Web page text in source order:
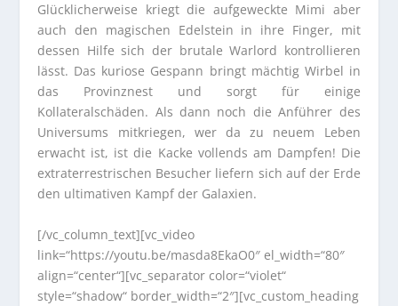
Glücklicherweise kriegt die aufgeweckte Mimi aber
auch den magischen Edelstein in ihre Finger, mit
dessen Hilfe sich der brutale Warlord kontrollieren
lässt. Das kuriose Gespann bringt mächtig Wirbel in
das Provinznest und sorgt für einige
Kollateralschäden. Als dann noch die Anführer des
Universums mitkriegen, wer da zu neuem Leben
erwacht ist, ist die Kacke vollends am Dampfen! Die
extraterrestrischen Besucher liefern sich auf der Erde
den ultimativen Kampf der Galaxien.
[/vc_column_text][vc_video
link=“https://youtu.be/masda8EkaO0″ el_width=“80″
align=“center“][vc_separator color=“violet“
style=“shadow“ border_width=“2″][vc_custom_heading